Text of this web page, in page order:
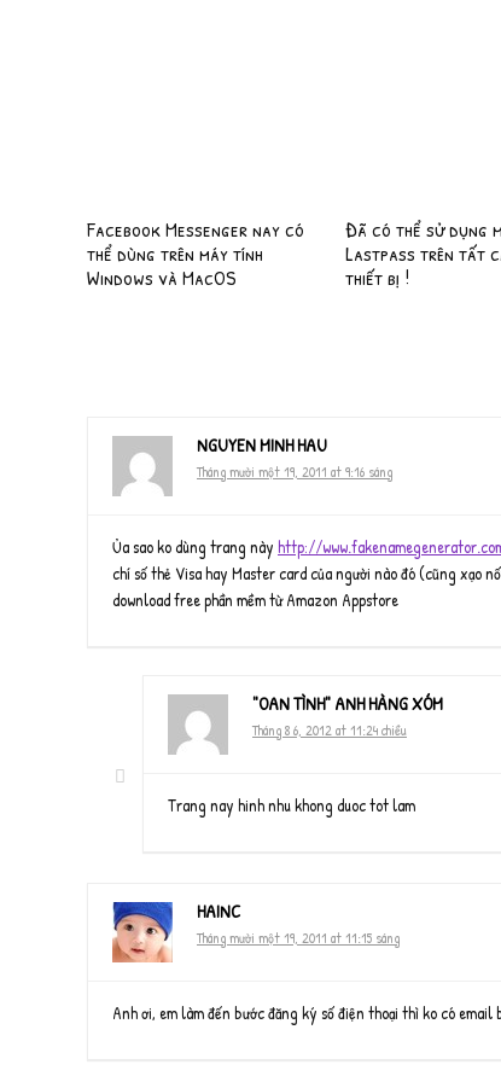
Facebook Messenger nay có
thể dùng trên máy tính
Windows và MacOS
Đã có thể sử dụng
Lastpass trên tất
thiết bị !
NGUYEN MINH HAU
Tháng mười một 19, 2011 at 9:16 sáng
Ủa sao ko dùng trang này http://
chí số thẻ Visa hay Master card của người nào đó (cũng xạo
download free phần mềm từ Amazon Appstore
"OAN TÌNH" ANH HÀNG XÓM
Tháng 8 6, 2012 at 11:24 chiều
Trang nay hinh nhu khong duoc tot lam
HAINC
Tháng mười một 19, 2011 at 11:15 sáng
Anh ơi, em làm đến bước đăng ký số điện thoại thì ko có email